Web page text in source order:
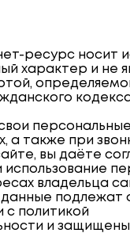
ресурс носит
характер и не
а также при
вы даёте
использование
владельца
подлежат
с политикой
и